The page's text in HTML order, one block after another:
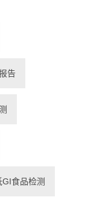
告
GI食品检测